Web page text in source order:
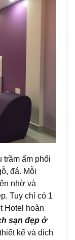
trầm ấm phối
đá. Mỗi
nhờ và
Tuy chỉ có 1
Hotel hoàn
sạn đẹp ở
kế và dịch